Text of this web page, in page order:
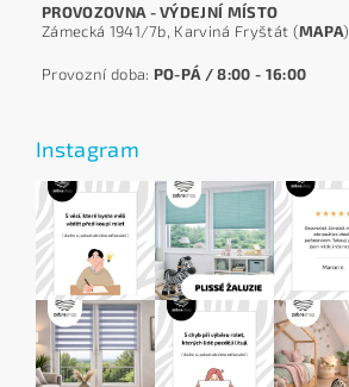
PROVOZOVNA - VÝDEJNÍ MÍSTO
Zámecká 1941/7b, Karviná Fryštát (MAPA)
Provozní doba: PO-PÁ / 8:00 - 16:00
Instagram